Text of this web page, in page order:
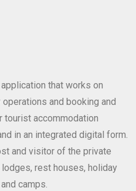
that works on
and booking and
accommodation
in an integrated digital form.
and visitor of the private
rest houses, holiday
camps.